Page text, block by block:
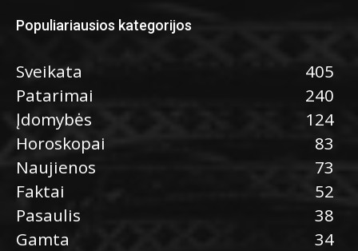
Populiariausios kategorijos
Sveikata
405
Patarimai
240
Įdomybės
124
Horoskopai
83
Naujienos
73
Faktai
52
Pasaulis
38
Gamta
34